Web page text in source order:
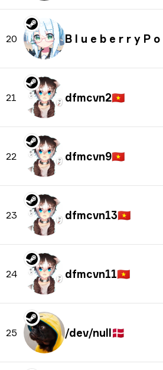
20 B l u e b e r r y P
21 dfmcvn2🇻🇳
22 dfmcvn9🇻🇳
23 dfmcvn13🇻🇳
24 dfmcvn11🇻🇳
25 /dev/null🇩🇰